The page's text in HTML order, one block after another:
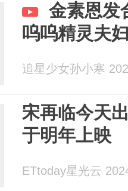
金素恩发
呜呜精灵夫
追星少女孙小寒
宋再临今天
于明年上映
ETtoday星光云